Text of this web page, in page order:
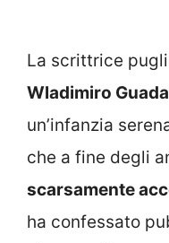
La scrittrice
Wladimiro
un’infanzia
che a fine degli
scarsamente
ha confessato